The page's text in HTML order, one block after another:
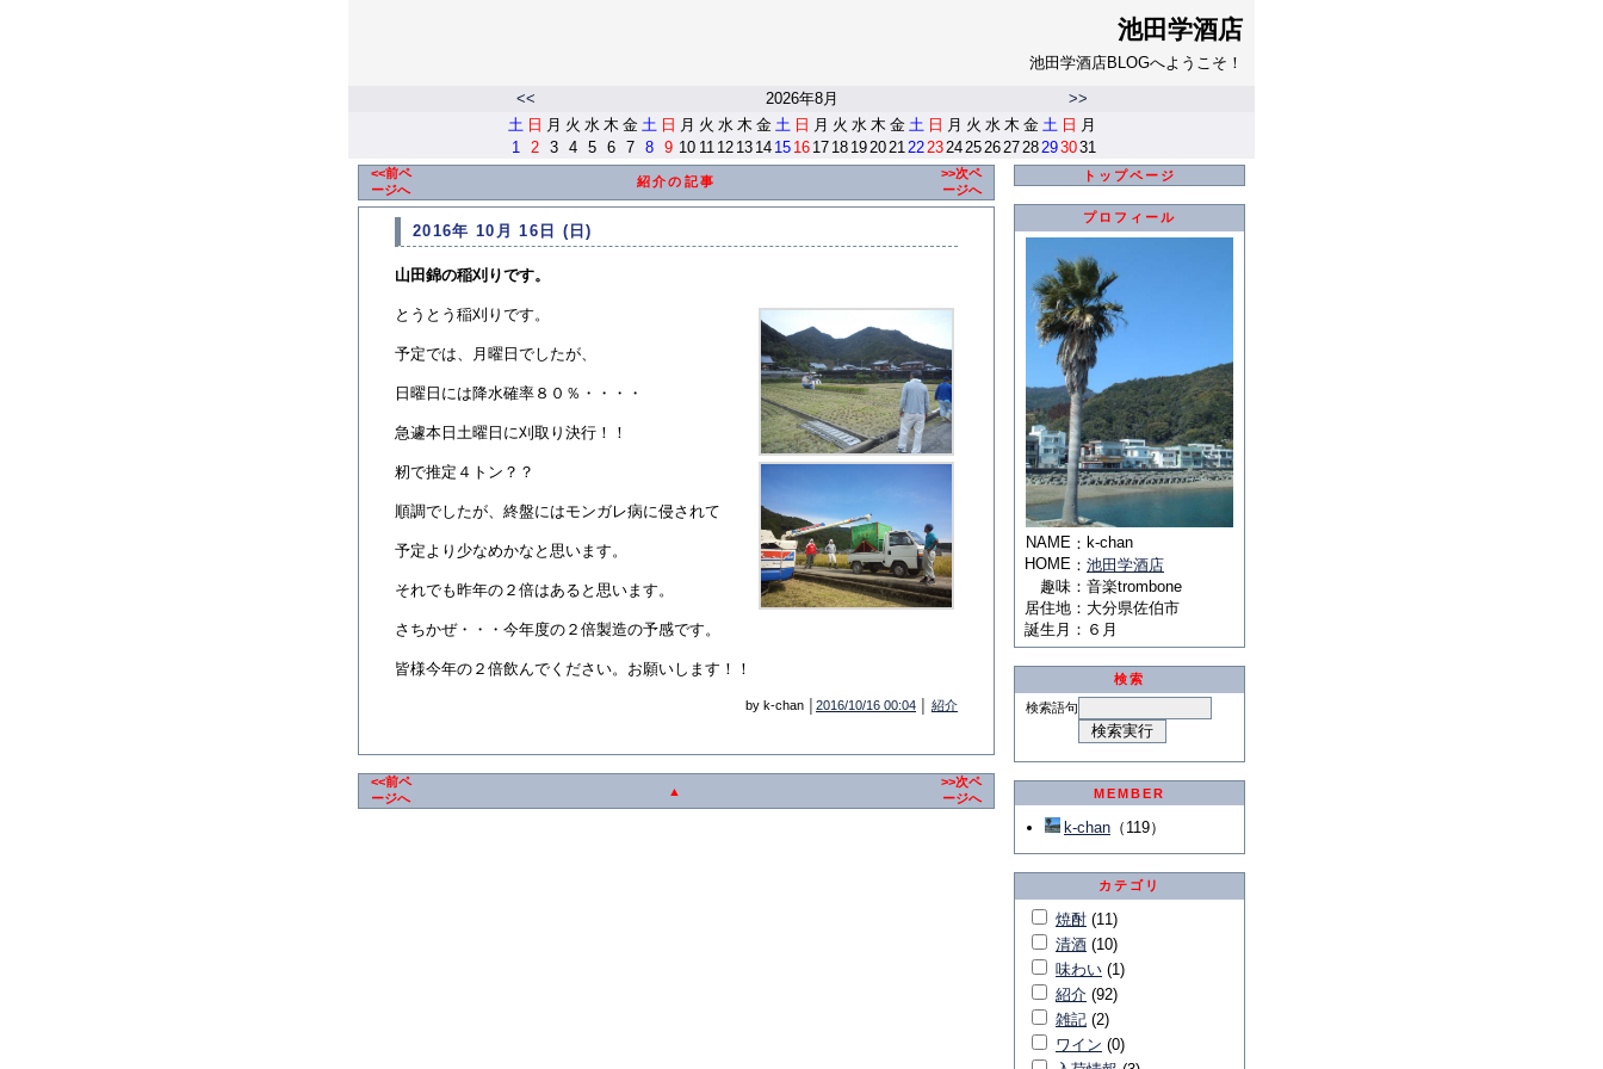
池田学酒店
池田学酒店BLOGへようこそ！
<<
2026年8月
>>
土 日 月 火 水 木 金 土 日 月 火 水 木 金 土 日 月 火 水 木 金 土 日 月 火 水 木 金 土 日 月
1
2 3 4 5 6 7 8 9 10 11 12 13 14 15 16 17 18 19202122232425262728293031
<<前ペ
ージへ
紹介の記事
>>次ペ
ージへ
2016年 10月 16日 (日)
山田錦の稲刈りです。
とうとう稲刈りです。
予定では、月曜日でしたが、
日曜日には降水確率８０％・・・・
急遽本日土曜日に刈取り決行！！
籾で推定４トン？？
順調でしたが、終盤にはモンガレ病に侵されて
予定より少なめかなと思います。
それでも昨年の２倍はあると思います。
さちかぜ・・・今年度の２倍製造の予感です。
皆様今年の２倍飲んでください。お願いします！！
by k-chan │ 2016/10/16 00:04 紹介
<<前ペ
ージへ
▲
>>次ペ
ージへ
トップページ
プロフィール
NAME ： k-chan
HOME ： 池田学酒店
趣味 ： 音楽trombone
居住地 ： 大分県佐伯市
誕生月 ： ６月
検索
検索語句
MEMBER
k-chan （119）
カテゴリ
焼酎 (11)
清酒 (10)
味わい (1)
紹介 (92)
雑記 (2)
ワイン (0)